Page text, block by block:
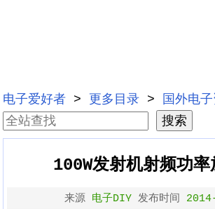
电子爱好者 > 更多目录 > 国外电
100W发射机射频功
来源 电子DIY 发布时间